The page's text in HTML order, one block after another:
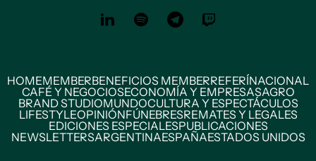
HOMEMEMBERBENEFICIOS MEMBERREFERÍNACIONAL
CAFÉ Y NEGOCIOSECONOMÍA Y EMPRESASAGRO
BRAND STUDIOMUNDOCULTURA Y ESPECTÁCULOS
LIFESTYLEOPINIÓNFÚNEBRESREMATES Y LEGALES
EDICIONES ESPECIALESPUBLICACIONES
NEWSLETTERSARGENTINAESPAÑAESTADOS UNIDOS